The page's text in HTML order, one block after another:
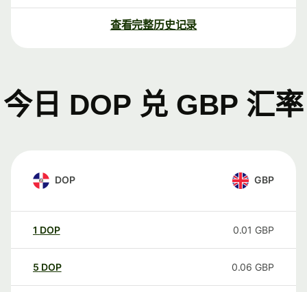
查看完整历史记录
今日 DOP 兑 GBP 汇率
DOP GBP
1 DOP 0.01 GBP
5 DOP 0.06 GBP